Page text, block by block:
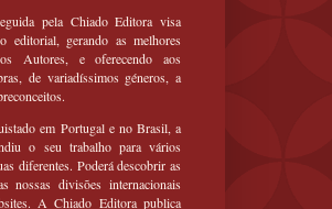
pela Chiado Editora visa
editorial, gerando as melhores
Autores, e oferecendo aos
de variadíssimos géneros, a
em Portugal e no Brasil, a
o seu trabalho para vários
diferentes. Poderá descobrir as
nossas divisões internacionais
A Chiado Editora publica